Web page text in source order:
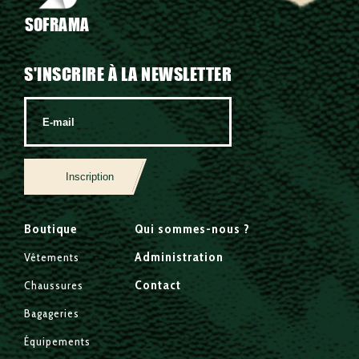
SOFRAMA
S'INSCRIRE À LA NEWSLETTER
Inscription
Boutique
Vêtements
Chaussures
Bagageries
Équipements
Qui sommes-nous ?
Administration
Contact